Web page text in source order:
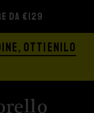
DA €129
OTTIENILO